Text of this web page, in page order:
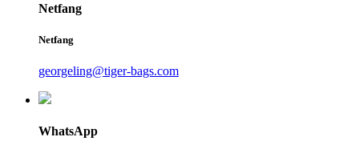
Netfang
Netfang
georgeling@tiger-bags.com
WhatsApp